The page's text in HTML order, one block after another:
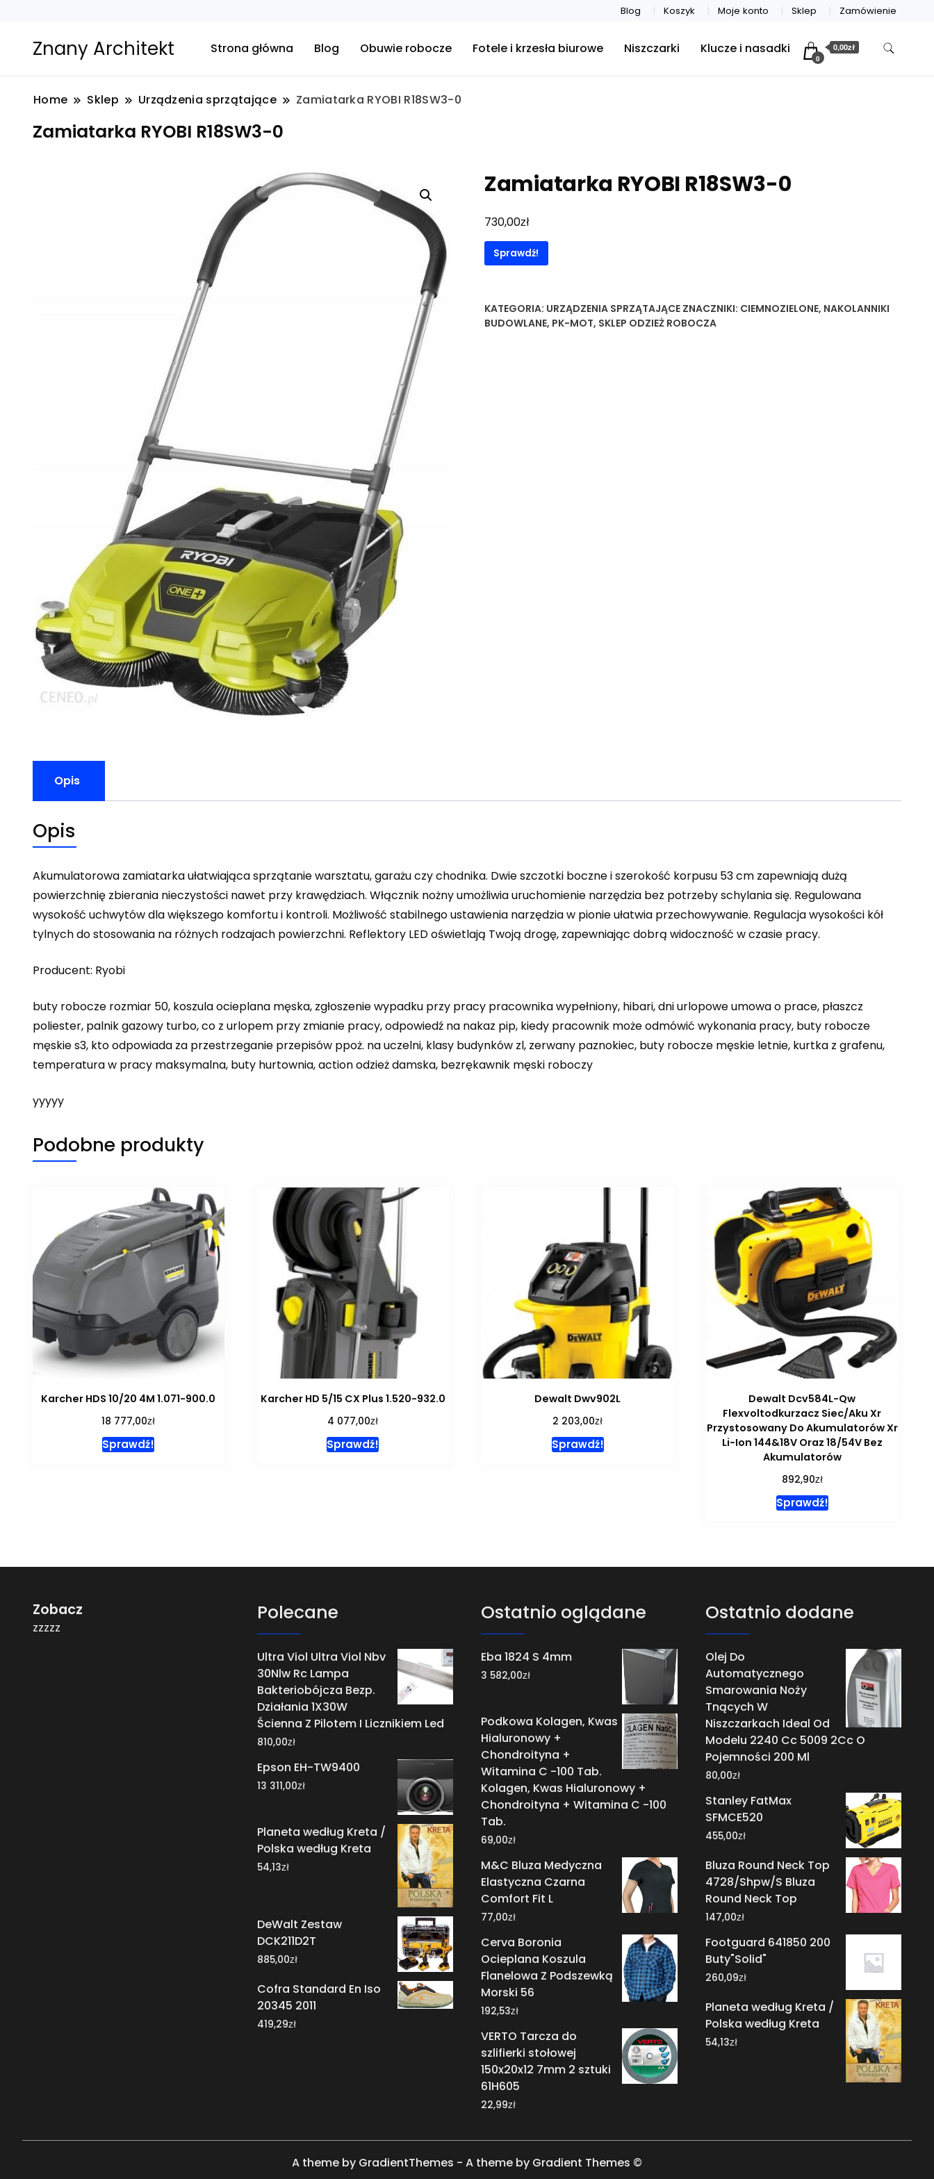
Blog Koszyk Moje konto Sklep Zamówienie
Znany Architekt Strona główna Blog Obuwie robocze Fotele i krzesła biurowe Niszczarki Klucze i nasadki
0
0,00zł
Home Sklep Urządzenia sprzątające Zamiatarka RYOBI R18SW3-0
Zamiatarka RYOBI R18SW3-0
Zamiatarka RYOBI R18SW3-0
730,00zł
Sprawdź!
KATEGORIA: URZĄDZENIA SPRZĄTAJĄCE ZNACZNIKI: CIEMNOZIELONE, NAKOLANNIKI
BUDOWLANE, PK-MOT, SKLEP ODZIEŻ ROBOCZA
Opis
Opis
Akumulatorowa zamiatarka ułatwiająca sprzątanie warsztatu, garażu czy chodnika. Dwie szczotki boczne i szerokość korpusu 53 cm zapewniają dużą
powierzchnię zbierania nieczystości nawet przy krawędziach. Włącznik nożny umożliwia uruchomienie narzędzia bez potrzeby schylania się. Regulowana
wysokość uchwytów dla większego komfortu i kontroli. Możliwość stabilnego ustawienia narzędzia w pionie ułatwia przechowywanie. Regulacja wysokości kół
tylnych do stosowania na różnych rodzajach powierzchni. Reflektory LED oświetlają Twoją drogę, zapewniając dobrą widoczność w czasie pracy.
Producent: Ryobi
buty robocze rozmiar 50, koszula ocieplana męska, zgłoszenie wypadku przy pracy pracownika wypełniony, hibari, dni urlopowe umowa o prace, płaszcz
poliester, palnik gazowy turbo, co z urlopem przy zmianie pracy, odpowiedź na nakaz pip, kiedy pracownik może odmówić wykonania pracy, buty robocze
męskie s3, kto odpowiada za przestrzeganie przepisów ppoż. na uczelni, klasy budynków zl, zerwany paznokiec, buty robocze męskie letnie, kurtka z grafenu,
temperatura w pracy maksymalna, buty hurtownia, action odzież damska, bezrękawnik męski roboczy
yyyyy
Podobne produkty
Karcher HDS 10/20 4M 1.071-900.0
18 777,00zł
Sprawdź!
Karcher HD 5/15 CX Plus 1.520-932.0
4 077,00zł
Sprawdź!
Dewalt Dwv902L
2 203,00zł
Sprawdź!
Dewalt Dcv584L-Qw
Flexvoltodkurzacz Siec/Aku Xr
Przystosowany Do Akumulatorów Xr
Li-Ion 144&18V Oraz 18/54V Bez
Akumulatorów
892,90zł
Sprawdź!
Zobacz
zzzzz
Polecane
Ultra Viol Ultra Viol Nbv
30Nlw Rc Lampa
Bakteriobójcza Bezp.
Działania 1X30W
Ścienna Z Pilotem I Licznikiem Led
810,00zł
Epson EH-TW9400
13 311,00zł
Planeta według Kreta /
Polska według Kreta
54,13zł
DeWalt Zestaw
DCK211D2T
885,00zł
Cofra Standard En Iso
20345 2011
419,29zł
Ostatnio oglądane
Eba 1824 S 4mm
3 582,00zł
Podkowa Kolagen, Kwas
Hialuronowy +
Chondroityna +
Witamina C -100 Tab.
Kolagen, Kwas Hialuronowy +
Chondroityna + Witamina C -100
Tab.
69,00zł
M&C Bluza Medyczna
Elastyczna Czarna
Comfort Fit L
77,00zł
Cerva Boronia
Ocieplana Koszula
Flanelowa Z Podszewką
Morski 56
192,53zł
VERTO Tarcza do
szlifierki stołowej
150x20x12 7mm 2 sztuki
61H605
22,99zł
Ostatnio dodane
Olej Do
Automatycznego
Smarowania Noży
Tnących W
Niszczarkach Ideal Od
Modelu 2240 Cc 5009 2Cc O
Pojemności 200 Ml
80,00zł
Stanley FatMax
SFMCE520
455,00zł
Bluza Round Neck Top
4728/Shpw/S Bluza
Round Neck Top
147,00zł
Footguard 641850 200
Buty"Solid"
260,09zł
Planeta według Kreta /
Polska według Kreta
54,13zł
A theme by GradientThemes - A theme by Gradient Themes ©